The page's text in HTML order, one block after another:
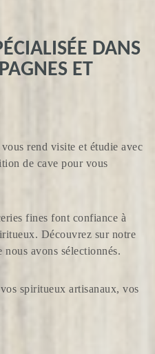
DANS
ET
rend visite et étudie avec
de cave pour vous
fines font confiance à
Découvrez sur notre
nous avons sélectionnés.
spiritueux artisanaux, vos